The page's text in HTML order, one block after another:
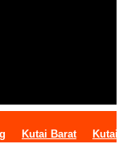
Kutai Barat Kutai